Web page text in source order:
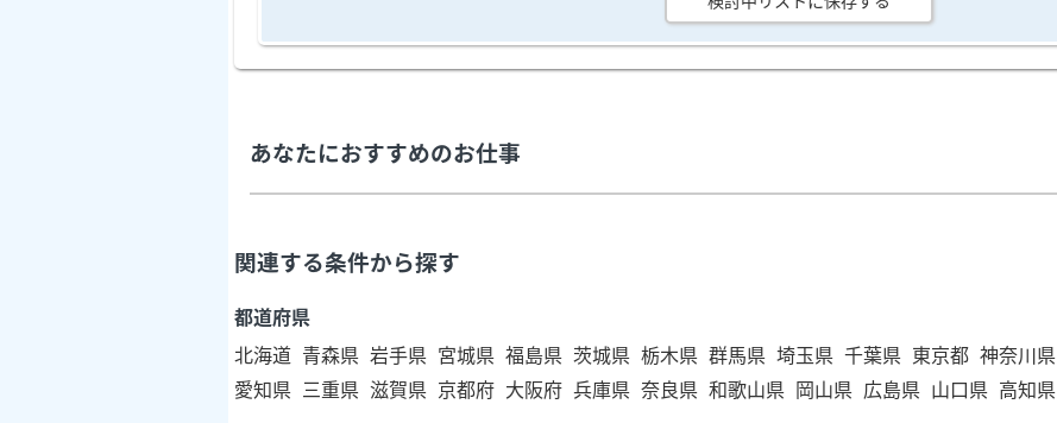
あなたにおすすめのお仕事
関連する条件から探す
都道府県
北海道 青森県 岩手県 宮城県 福島県 茨城県 栃木県 群馬県 埼玉県 千葉県 東京都 神奈川県
愛知県
三重県 滋賀県 京都府 大阪府 兵庫県 奈良県 和歌山県 岡山県 広島県 山口県 高知県